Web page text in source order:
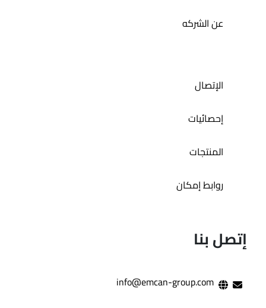
عن الشركه
الإتصال
إحصائيات
المنتجات
روابط إمكان
إتصل بنا
info@emcan-group.com